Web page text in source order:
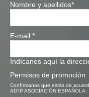
Nombre y apellidos*
E-mail *
Indícanos aquí la
Permisos de promoción
Confírmanos que estás de
AD'IP ASOCIACIÓN ESPAÑOLA: